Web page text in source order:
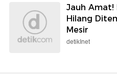
Jauh Amat!
Hilang
Mesir
detikInet